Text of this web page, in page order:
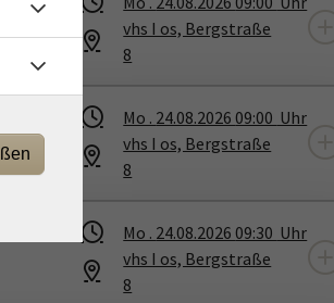
vhs I os, Bergstraße
8
Mo . 24.08.2026 09:00 Uhr
vhs I os, Bergstraße
8
Mo . 24.08.2026 09:30 Uhr
vhs I os, Bergstraße
8